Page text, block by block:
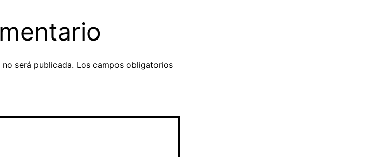
será publicada. Los campos obligatorios